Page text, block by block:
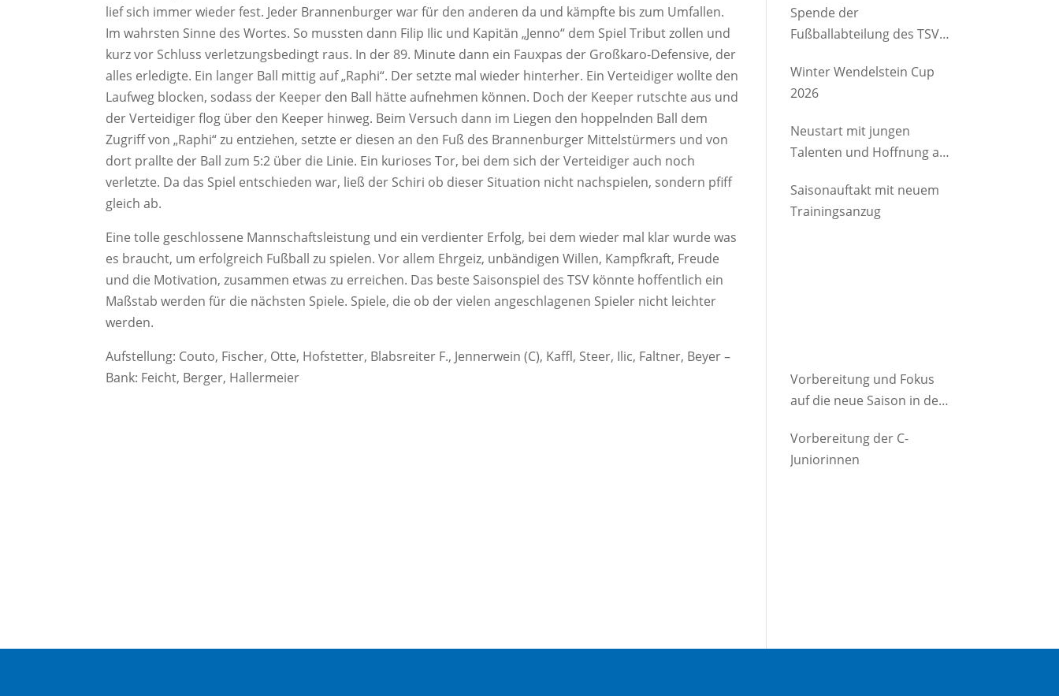
lief sich immer wieder fest. Jeder Brannenburger war für den anderen da und kämpfte bis zum Umfallen.
Im wahrsten Sinne des Wortes. So mussten dann Filip Ilic und Kapitän „Jenno“ dem Spiel Tribut zollen und
kurz vor Schluss verletzungsbedingt raus. In der 89. Minute dann ein Fauxpas der Großkaro-Defensive, der
alles erledigte. Ein langer Ball mittig auf „Raphi“. Der setzte mal wieder hinterher. Ein Verteidiger wollte den
Laufweg blocken, sodass der Keeper den Ball hätte aufnehmen können. Doch der Keeper rutschte aus und
der Verteidiger flog über den Keeper hinweg. Beim Versuch dann im Liegen den hoppelnden Ball dem
Zugriff von „Raphi“ zu entziehen, setzte er diesen an den Fuß des Brannenburger Mittelstürmers und von
dort prallte der Ball zum 5:2 über die Linie. Ein kurioses Tor, bei dem sich der Verteidiger auch noch
verletzte. Da das Spiel entschieden war, ließ der Schiri ob dieser Situation nicht nachspielen, sondern pfiff
gleich ab.
Eine tolle geschlossene Mannschaftsleistung und ein verdienter Erfolg, bei dem wieder mal klar wurde was
es braucht, um erfolgreich Fußball zu spielen. Vor allem Ehrgeiz, unbändigen Willen, Kampfkraft, Freude
und die Motivation, zusammen etwas zu erreichen. Das beste Saisonspiel des TSV könnte hoffentlich ein
Maßstab werden für die nächsten Spiele. Spiele, die ob der vielen angeschlagenen Spieler nicht leichter
werden.
Aufstellung: Couto, Fischer, Otte, Hofstetter, Blabsreiter F., Jennerwein (C), Kaffl, Steer, Ilic, Faltner, Beyer –
Bank: Feicht, Berger, Hallermeier
Spende der
Fußballabteilung des TSV
Kindergartenverein
Degerndorf/Brannenburg
Winter Wendelstein Cup
2026
Neustart mit jungen
Talenten und Hoffnung auf
Saisonauftakt mit neuem
Trainingsanzug
Vorbereitung und Fokus
auf die neue Saison in der
Vorbereitung der C-
Juniorinnen